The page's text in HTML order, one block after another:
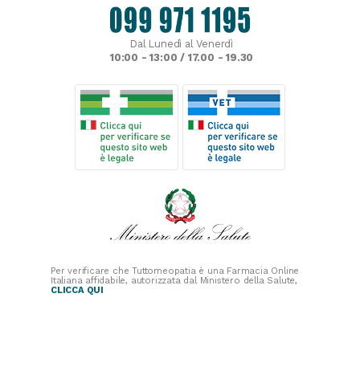
Dal Lunedì al Venerdì
10:00 - 13:00 / 17.00 - 19.30
Per verificare che Tuttomeopatia è una Farmacia Online
Italiana affidabile, autorizzata dal Ministero della Salute,
CLICCA QUI